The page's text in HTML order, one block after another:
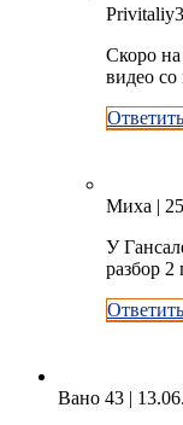
Privitaliy3
Скоро
видео
Ответить
Миха |
У
разбор 2
Ответить
Вано 43 |